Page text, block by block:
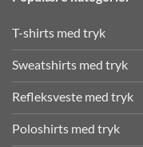
T-shirts med tryk
Sweatshirts med tryk
Refleksveste med tryk
Poloshirts med tryk